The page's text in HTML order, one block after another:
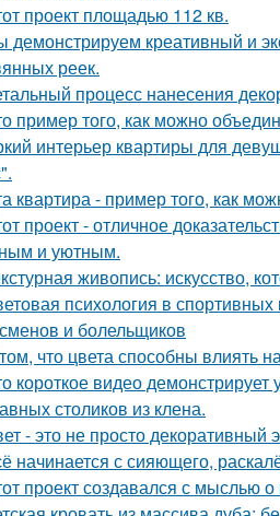
проект площадью 112 кв.
демонстрируем креативный и
реек.
процесс нанесения
пример того, как можно
интерьер квартиры для
квартира - пример того, как
проект - отличное
и уютным.
живопись: искусство,
психология в
и болельщиков
что цвета способны влиять
короткое видео демонстрирует
столиков из клена.
- это не просто декоративный
начинается с сияющего,
проект создавался с мыслью